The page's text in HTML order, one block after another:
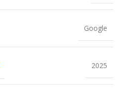
Google
2025